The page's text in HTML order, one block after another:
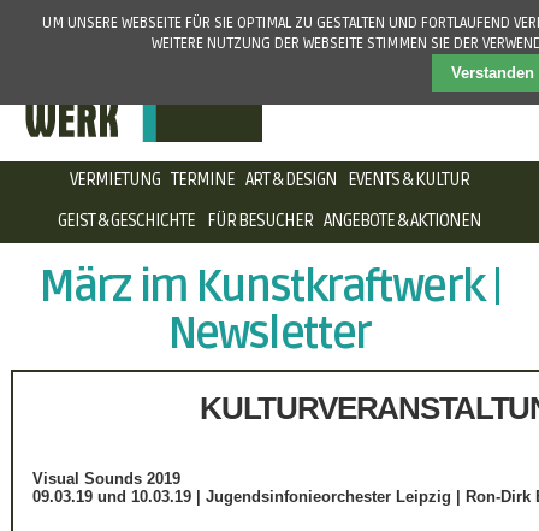
NAVIGATION
VERMIETUNG TERMINE ART & DESIGN
EVENTS & KULTUR
GEIST & GESCHICHTE
FÜR BESUCHER ANGEBOTE & AKTIONEN
März im Kunstkraftwerk |
Newsletter
Visual Sounds 2019
09.03.19 und 10.03.19 | Jugendsinfonieorchester Leipzig | Ron-Dirk
UM UNSERE WEBSEITE FÜR SIE OPTIMAL ZU GESTALTEN UND FORTLAUFEND
WEITERE NUTZUNG DER WEBSEITE STIMMEN SIE DER
Verstanden